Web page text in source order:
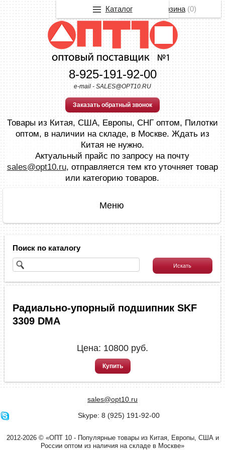
8-925-191-92-00
e-mail - SALES@OPT10.RU
Заказать обратный звонок
Товары из Китая, США, Европы, СНГ оптом, Пилотки
оптом, в наличии на складе, в Москве. Ждать из
Китая не нужно.
Актуальный прайс по запросу на почту
sales@opt10.ru, отправляется тем кто уточняет товар
или категорию товаров.
Поиск по каталогу
Радиально-упорный подшипник SKF
3309 DMA
Цена: 10800 руб.
Купить
sales@opt10.ru
Skype: 8 (925) 191-92-00
2012-2026 © «ОПТ 10 - Популярные товары из Китая, Европы, США и
России оптом из наличия на складе в Москве»
Корзина(0)
Каталог